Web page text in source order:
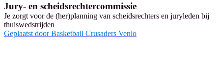
Jury- en scheidsrechtercommissie
Je zorgt voor de (her)planning van scheidsrechters en juryleden bij
thuiswedstrijden
Geplaatst door Basketball Crusaders Venlo